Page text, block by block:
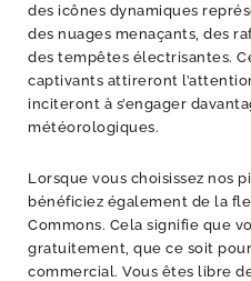
des icônes dynamiques
des nuages menaçants, des
des tempêtes électrisantes.
captivants attireront
inciteront à s’engager
météorologiques.
Lorsque vous choisissez nos
bénéficiez également de la
Commons. Cela signifie que
gratuitement, que ce soit
commercial. Vous êtes libre